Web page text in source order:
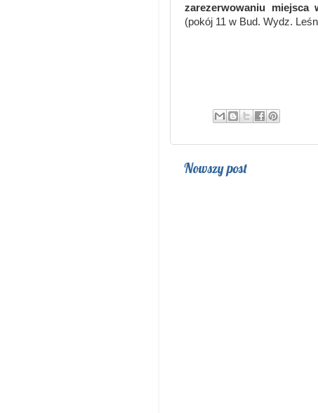
zarezerwowaniu miejsca
(pokój 11 w Bud. Wydz.
Nowszy post